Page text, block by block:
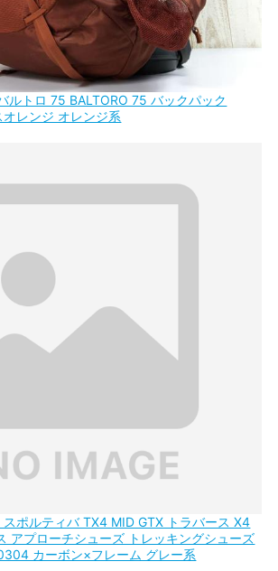
ルトロ 75 BALTORO 75 バックパック
オレンジ オレンジ系
スポルティバ TX4 MID GTX トラバース X4
アプローチシューズ トレッキングシューズ
カーボン×フレーム グレー系